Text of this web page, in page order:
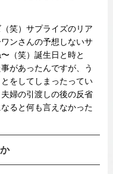
笑）サプライズのリア
ンさんの予想しないサ
（笑）誕生日と時と
があったんですが、う
をしてしまったってい
婦の引渡しの後の反省
ると何も言えなかった